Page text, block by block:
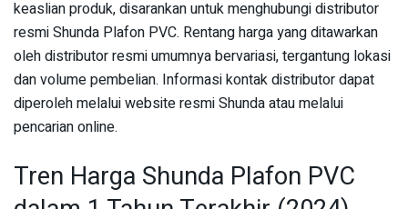
keaslian produk, disarankan untuk menghubungi distributor
resmi Shunda Plafon PVC. Rentang harga yang ditawarkan
oleh distributor resmi umumnya bervariasi, tergantung lokasi
dan volume pembelian. Informasi kontak distributor dapat
diperoleh melalui website resmi Shunda atau melalui
pencarian online.
Tren Harga Shunda Plafon PVC